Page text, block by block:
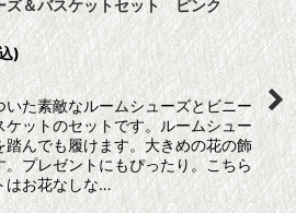
ズ＆バスケットセット ピンク
)
いた素敵なルームシューズとビニー
ケットのセットです。ルームシュー
踏んでも履けます。大きめの花の飾
。プレゼントにもぴったり。こちら
はお花なしな…